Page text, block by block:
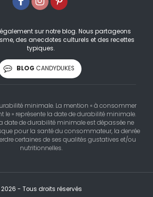
sur notre blog. Nous partageons
des anecdotes culturels et des recettes
typiques.
BLOG CANDYDUKES
minimale. La mention « à consommer
le » représente la date de durabilité minimale.
date de durabilité minimale est dépassée ne
pour la santé du consommateur, la denrée
certaines de ses qualités gustatives et/ou
nutritionnelles.
- Tous droits réservés